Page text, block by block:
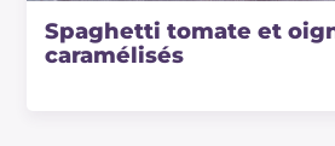
Spaghetti tomate et
caramélisés